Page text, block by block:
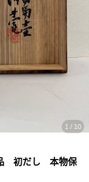
1 / 10
初だし 本物保